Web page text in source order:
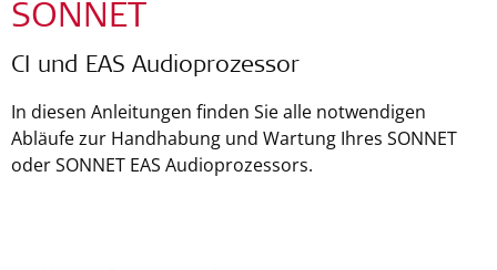
SONNET
CI und EAS Audioprozessor
In diesen Anleitungen finden Sie alle notwendigen
Abläufe zur Handhabung und Wartung Ihres SONNET
oder SONNET EAS Audioprozessors.